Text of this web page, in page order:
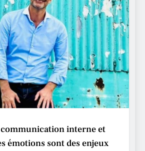
interne et
émotions sont des enjeux